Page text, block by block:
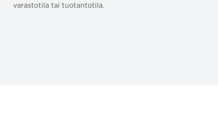
varastotila tai tuotantotila.